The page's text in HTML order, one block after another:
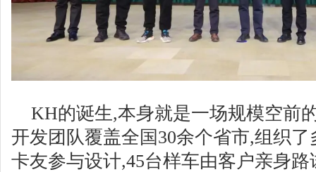
KH的诞生,本身就是一场规模空前
开发团队覆盖全国30余个省市,组织
卡友参与设计,45台样车由客户亲身